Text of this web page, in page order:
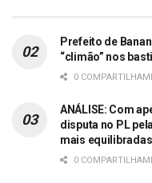
Prefeito de
“climão” nos
0
ANÁLISE: Com
disputa no PL
mais equilibradas
0